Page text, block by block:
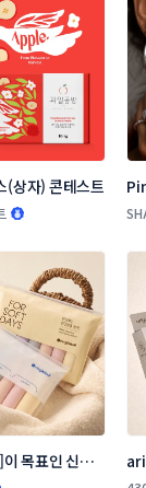
(상자) 콘테스트
테
목표인 신규
언더웨어 패키
디